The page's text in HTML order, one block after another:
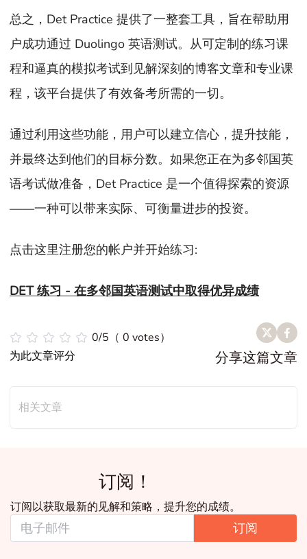
总之，Det Practice 提供了一整套工具，旨在帮助用
户成功通过 Duolingo 英语测试。从可定制的练习课
程和逼真的模拟考试到见解深刻的博客文章和专业课
程，该平台提供了有效备考所需的一切。
通过利用这些功能，用户可以建立信心，提升技能，
并最终达到他们的目标分数。如果您正在为多邻国英
语考试做准备，Det Practice 是一个值得探索的资源
——一种可以带来实际、可衡量进步的投资。
点击这里注册您的帐户并开始练习:
DET 练习 - 在多邻国英语测试中取得优异成绩
0/5（ 0 votes）
为此文章评分
分享这篇文章
相关文章
订阅！
订阅以获取最新的见解和策略，提升您的成绩。
订阅